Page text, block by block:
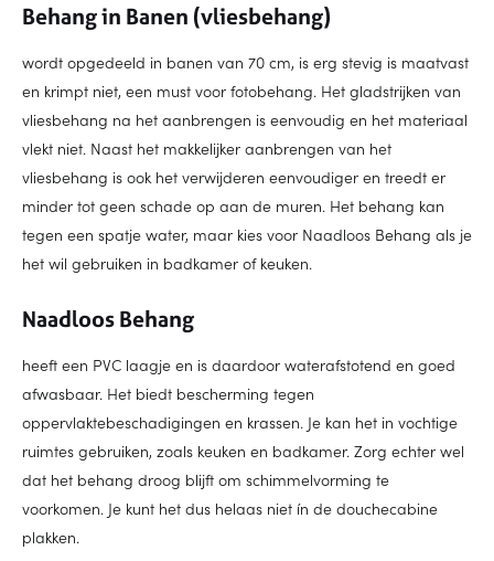
Behang in Banen (vliesbehang)
wordt opgedeeld in banen van 70 cm, is erg stevig is maatvast
en krimpt niet, een must voor fotobehang. Het gladstrijken van
vliesbehang na het aanbrengen is eenvoudig en het materiaal
vlekt niet. Naast het makkelijker aanbrengen van het
vliesbehang is ook het verwijderen eenvoudiger en treedt er
minder tot geen schade op aan de muren. Het behang kan
tegen een spatje water, maar kies voor Naadloos Behang als je
het wil gebruiken in badkamer of keuken.
Naadloos Behang
heeft een PVC laagje en is daardoor waterafstotend en goed
afwasbaar. Het biedt bescherming tegen
oppervlaktebeschadigingen en krassen. Je kan het in vochtige
ruimtes gebruiken, zoals keuken en badkamer. Zorg echter wel
dat het behang droog blijft om schimmelvorming te
voorkomen. Je kunt het dus helaas niet ín de douchecabine
plakken.